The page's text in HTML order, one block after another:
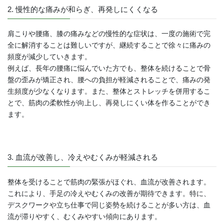
2. 慢性的な痛みが和らぎ、再発しにくくなる
肩こりや腰痛、膝の痛みなどの慢性的な症状は、一度の施術で完
全に解消することは難しいですが、継続することで徐々に痛みの
頻度が減少していきます。
例えば、長年の腰痛に悩んでいた方でも、整体を続けることで骨
盤の歪みが矯正され、腰への負担が軽減されることで、痛みの発
生頻度が少なくなります。また、整体とストレッチを併用するこ
とで、筋肉の柔軟性が向上し、再発しにくい体を作ることができ
ます。
3. 血流が改善し、冷えやむくみが軽減される
整体を受けることで筋肉の緊張がほぐれ、血流が改善されます。
これにより、手足の冷えやむくみの改善が期待できます。特に、
デスクワークや立ち仕事で同じ姿勢を続けることが多い方は、血
流が滞りやすく、むくみやすい傾向にあります。